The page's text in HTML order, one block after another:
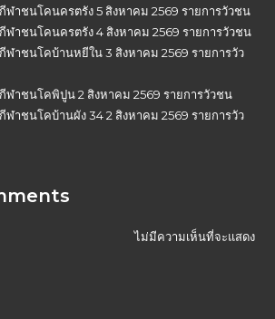
าชนโคนครตรัง 5 สิงหาคม 2569 รายการวัวชน
ฬาชนโคนครตรัง 4 สิงหาคม 2569 รายการวัวชน
าชนโคบ้านหยีใน 3 สิงหาคม 2569 รายการวัว
ฬาชนโคพิปูน 2 สิงหาคม 2569 รายการวัวชน
าชนโคบ้านผัง 34 2 สิงหาคม 2569 รายการวัว
ไม่มีความเห็นที่จะแสดง